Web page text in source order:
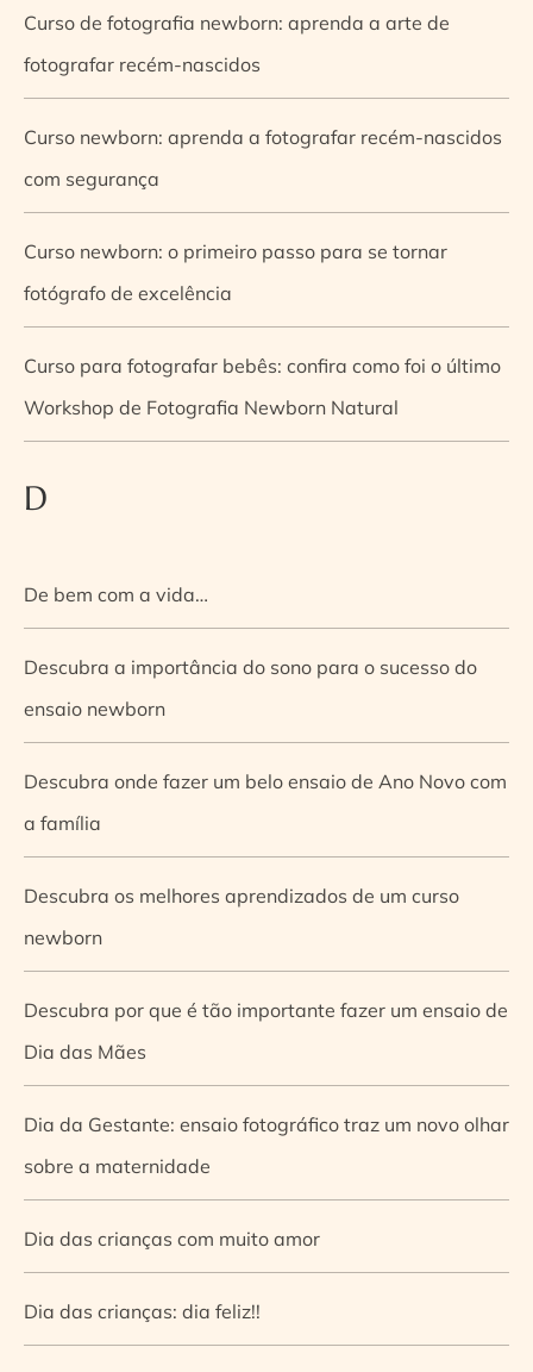
Curso de fotografia newborn: aprenda a arte de
fotografar recém-nascidos
Curso newborn: aprenda a fotografar recém-nascidos
com segurança
Curso newborn: o primeiro passo para se tornar
fotógrafo de excelência
Curso para fotografar bebês: confira como foi o último
Workshop de Fotografia Newborn Natural
D
De bem com a vida…
Descubra a importância do sono para o sucesso do
ensaio newborn
Descubra onde fazer um belo ensaio de Ano Novo com
a família
Descubra os melhores aprendizados de um curso
newborn
Descubra por que é tão importante fazer um ensaio de
Dia das Mães
Dia da Gestante: ensaio fotográfico traz um novo olhar
sobre a maternidade
Dia das crianças com muito amor
Dia das crianças: dia feliz!!